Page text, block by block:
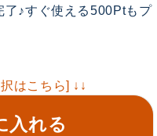
♪すぐ使える500Ptもプ
はこちら] ↓↓
入れる